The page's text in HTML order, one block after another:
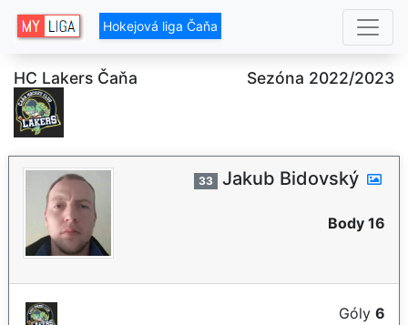
Hokejová liga Čaňa
HC Lakers Čaňa Sezóna 2022/2023
33 Jakub Bidovský
Body 16
Góly 6